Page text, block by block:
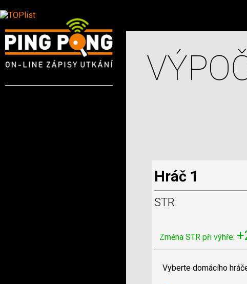
Hráč 1
STR:
Změna STR při výhře:
Vyberte domácího